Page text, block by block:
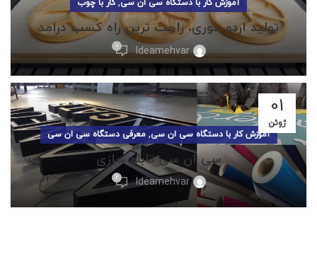
آموزش کار با دستگاه سی ان سی,کار با چوب
تولید اردو خوری، راحت ترین راه کسب درامد
Ideamehvar
0
01
ژوئن
آموزش کار با دستگاه سی ان سی,معرفی دستگاه سی ان سی
سی ان سی تابلو سازی
Ideamehvar
2